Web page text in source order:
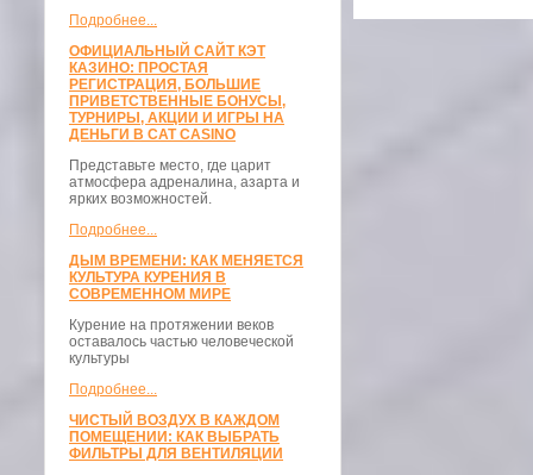
Подробнее...
ОФИЦИАЛЬНЫЙ САЙТ КЭТ
КАЗИНО: ПРОСТАЯ
РЕГИСТРАЦИЯ, БОЛЬШИЕ
ПРИВЕТСТВЕННЫЕ БОНУСЫ,
ТУРНИРЫ, АКЦИИ И ИГРЫ НА
ДЕНЬГИ В CAT CASINO
Представьте место, где царит
атмосфера адреналина, азарта и
ярких возможностей.
Подробнее...
ДЫМ ВРЕМЕНИ: КАК МЕНЯЕТСЯ
КУЛЬТУРА КУРЕНИЯ В
СОВРЕМЕННОМ МИРЕ
Курение на протяжении веков
оставалось частью человеческой
культуры
Подробнее...
ЧИСТЫЙ ВОЗДУХ В КАЖДОМ
ПОМЕЩЕНИИ: КАК ВЫБРАТЬ
ФИЛЬТРЫ ДЛЯ ВЕНТИЛЯЦИИ